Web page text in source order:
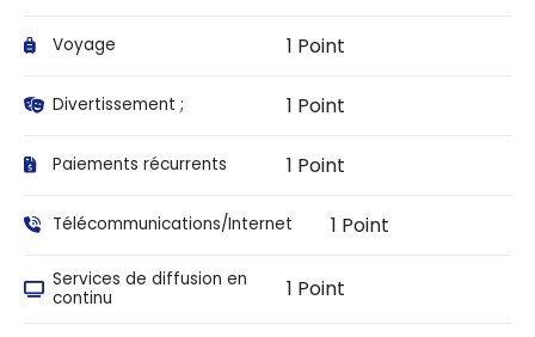
Voyage 1 Point
Divertissement ; 1 Point
Paiements récurrents 1 Point
Télécommunications/Internet 1 Point
Services de diffusion en
continu
1 Point